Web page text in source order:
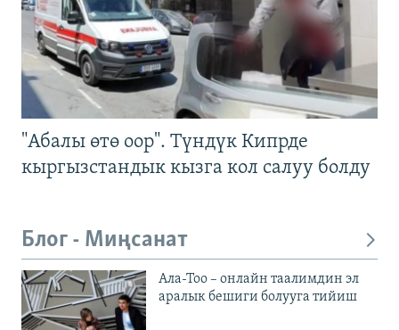
"Абалы өтө оор". Түндүк Кипрде
кыргызстандык кызга кол салуу болду
Блог - Миңсанат
Ала-Тоо – онлайн таалимдин эл
аралык бешиги болууга тийиш